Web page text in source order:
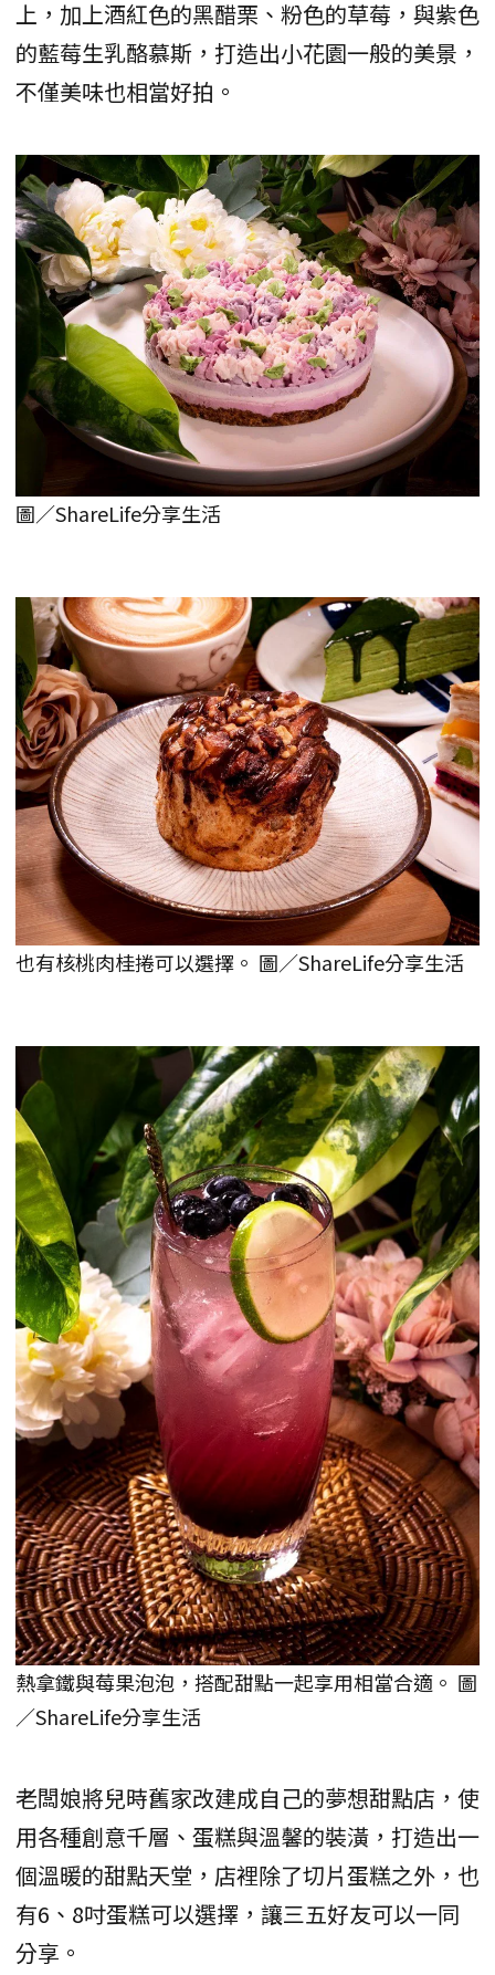
上，加上酒紅色的黑醋栗、粉色的草莓，與紫色
的藍莓生乳酪慕斯，打造出小花園一般的美景，
不僅美味也相當好拍。
圖／ShareLife分享生活
也有核桃肉桂捲可以選擇。 圖／ShareLife分享生活
熱拿鐵與莓果泡泡，搭配甜點一起享用相當合適。 圖
／ShareLife分享生活
老闆娘將兒時舊家改建成自己的夢想甜點店，使
用各種創意千層、蛋糕與溫馨的裝潢，打造出一
個溫暖的甜點天堂，店裡除了切片蛋糕之外，也
有6、8吋蛋糕可以選擇，讓三五好友可以一同
分享。